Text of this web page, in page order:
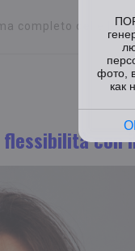
completo delle
con